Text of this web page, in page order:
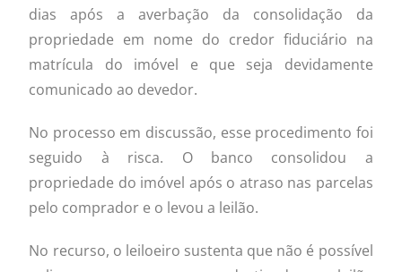
dias após a averbação da consolidação da
propriedade em nome do credor fiduciário na
matrícula do imóvel e que seja devidamente
comunicado ao devedor.
No processo em discussão, esse procedimento foi
seguido à risca. O banco consolidou a
propriedade do imóvel após o atraso nas parcelas
pelo comprador e o levou a leilão.
No recurso, o leiloeiro sustenta que não é possível